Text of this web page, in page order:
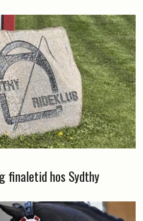
finaletid hos Sydthy